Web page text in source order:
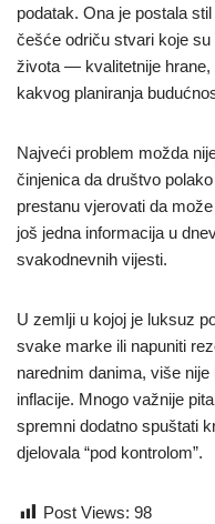
podatak. Ona je postala
češće odriču stvari koje
života — kvalitetnije hrane,
kakvog planiranja
Najveći problem možda
činjenica da društvo
prestanu vjerovati da
još jedna informacija u
svakodnevnih vijesti.
U zemlji u kojoj je luksuz
svake marke ili napuniti
narednim danima, više
inflacije. Mnogo važnije
spremni dodatno spuštati
djelovala “pod kontrolom”.
Post Views: 98